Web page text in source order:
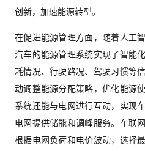
创新，加速能源转型。
在促进能源管理方面，随着人工
汽车的能源管理系统实现了智能
耗情况、行驶路况、驾驶习惯等
动调整能源分配策略，优化能源
系统还能与电网进行互动，实现
电网提供储能和调峰服务。车联
根据电网负荷和电价波动，选择